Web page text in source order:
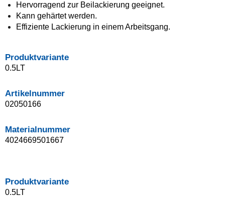
Hervorragend zur Beilackierung geeignet.
Kann gehärtet werden.
Effiziente Lackierung in einem Arbeitsgang.
Produktvariante
0.5LT
Artikelnummer
02050166
Materialnummer
4024669501667
Produktvariante
0.5LT